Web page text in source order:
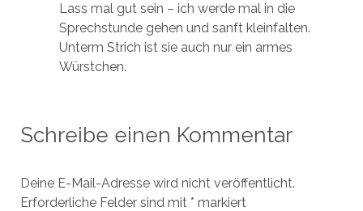
Lass mal gut sein – ich werde mal in die
Sprechstunde gehen und sanft kleinfalten.
Unterm Strich ist sie auch nur ein armes
Würstchen.
Schreibe einen Kommentar
Deine E-Mail-Adresse wird nicht veröffentlicht.
Erforderliche Felder sind mit * markiert